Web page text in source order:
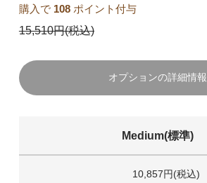
購入で 108ポイント付与
15,510円(税込)
オプションの詳細情報
Medium(標準)
10,857円(税込)